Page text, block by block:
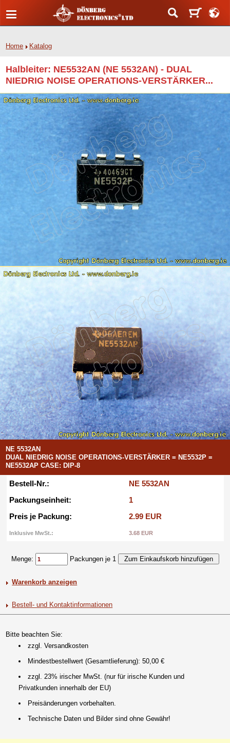
Home Katalog
Halbleiter: NE5532AN (NE 5532AN) - DUAL
NIEDRIG NOISE OPERATIONS-VERSTÄRKER...
NE 5532AN
DUAL NIEDRIG NOISE OPERATIONS-VERSTÄRKER = NE5532P =
NE5532AP CASE: DIP-8
Bestell-Nr.:
NE 5532AN
Packungseinheit:
1
Preis je Packung:
2.99 EUR
Inklusive MwSt.: 3.68 EUR
Menge: Packungen je 1
Warenkorb anzeigen
Bestell- und Kontaktinformationen
Bitte beachten Sie:
zzgl. Versandkosten
Mindestbestellwert (Gesamtlieferung): 50,00 €
zzgl. 23% irischer MwSt. (nur für irische Kunden und
Privatkunden innerhalb der EU)
Preisänderungen vorbehalten.
Technische Daten und Bilder sind ohne Gewähr!